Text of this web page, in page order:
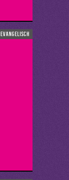
evangelisch